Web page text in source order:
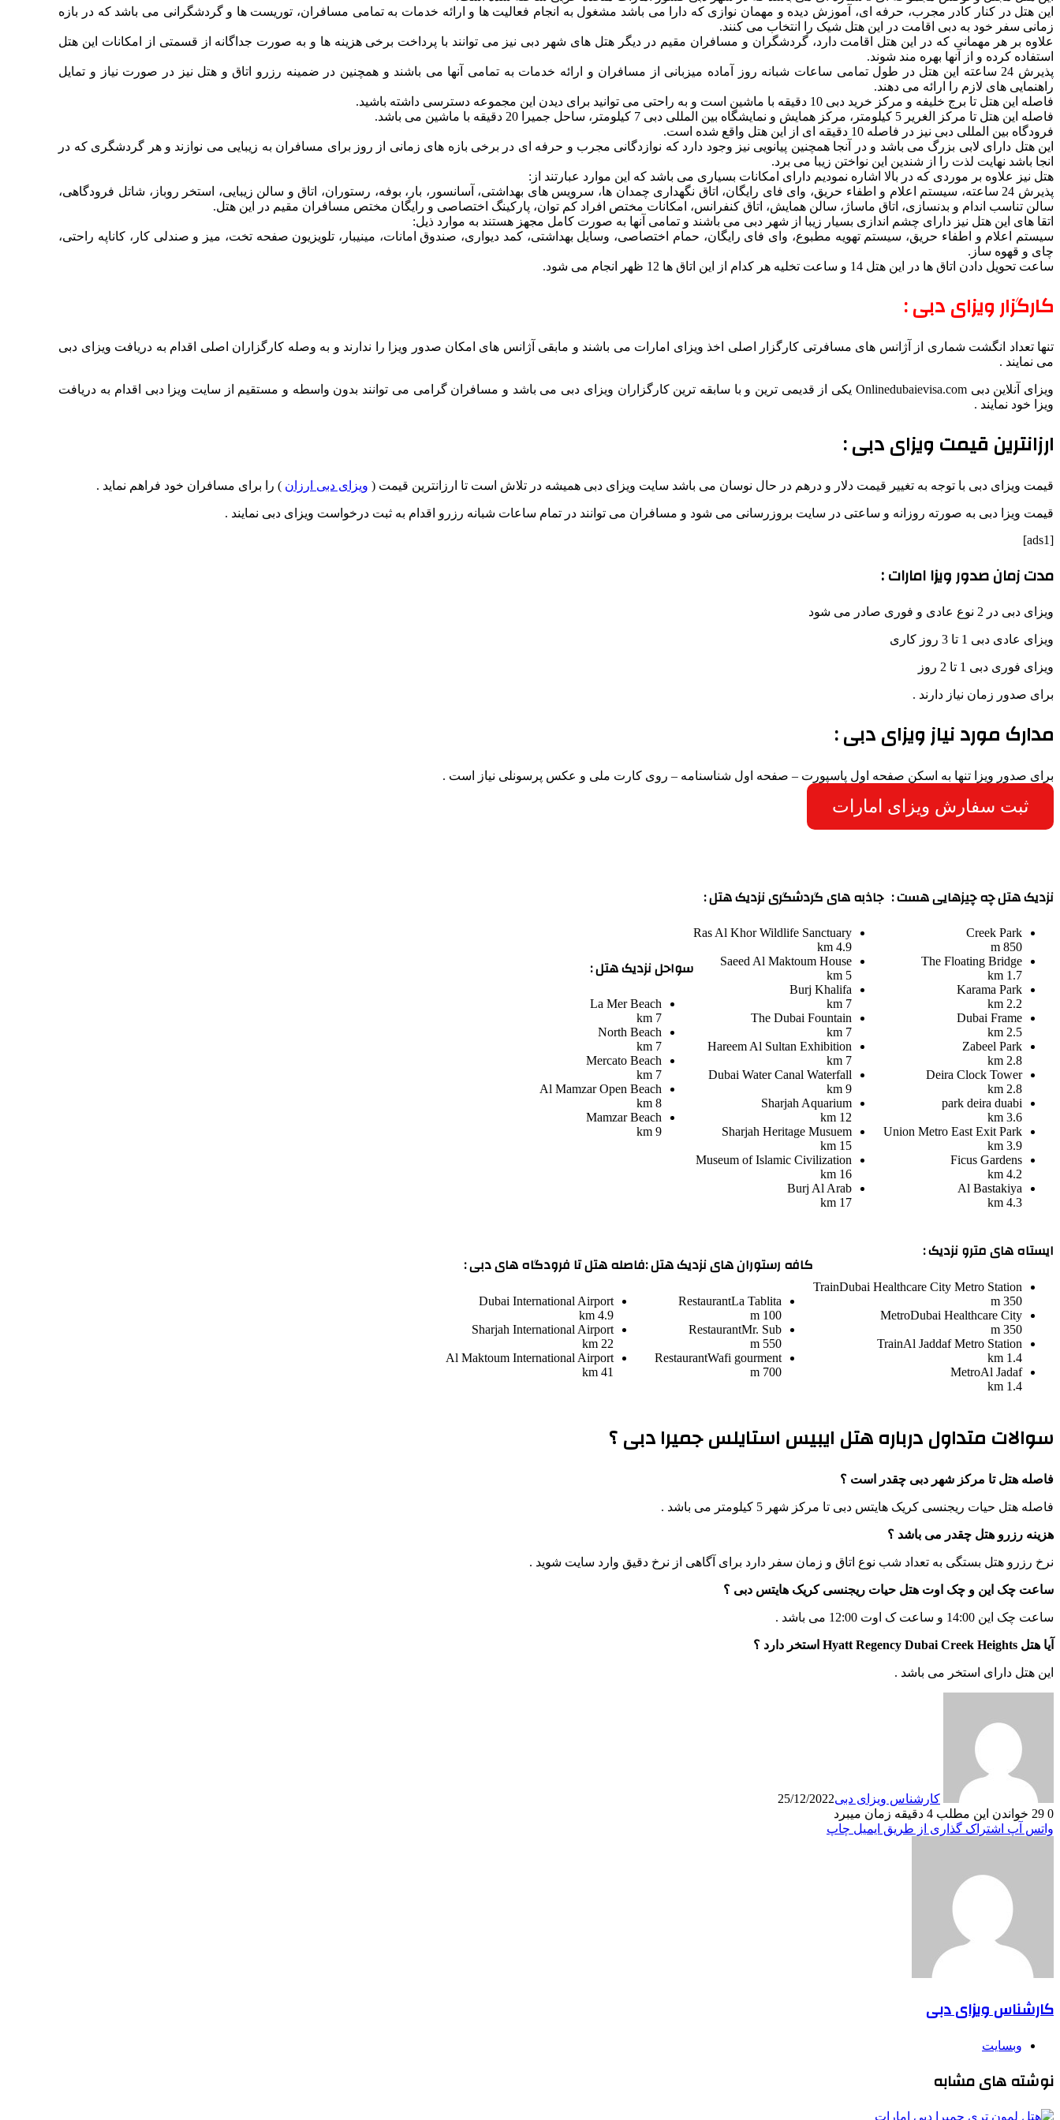
این هتل در کنار کادر مجرب، حرفه ای، آموزش دیده و مهمان نوازی که دارا می باشد مشغول به انجام فعالیت ها و ارائه خدمات به تمامی مسافران، توریست ها و گردشگرانی می باشد که در بازه
زمانی سفر خود به دبی اقامت در این هتل شیک را انتخاب می کنند.
علاوه بر هر مهمانی که در این هتل اقامت دارد، گردشگران و مسافران مقیم در دیگر هتل های شهر دبی نیز می توانند با پرداخت برخی هزینه ها و به صورت جداگانه از قسمتی از امکانات این هتل
استفاده کرده و از آنها بهره مند شوند.
پذیرش 24 ساعته این هتل در طول تمامی ساعات شبانه روز آماده میزبانی از مسافران و ارائه خدمات به تمامی آنها می باشند و همچنین در ضمینه رزرو اتاق و هتل نیز در صورت نیاز و تمایل
راهنمایی های لازم را ارائه می دهند.
فاصله این هتل تا برج خلیفه و مرکز خرید دبی 10 دقیقه با ماشین است و به راحتی می توانید برای دیدن این مجموعه دسترسی داشته باشید.
فاصله این هتل تا مرکز الغریر 5 کیلومتر، مرکز همایش و نمایشگاه بین المللی دبی 7 کیلومتر، ساحل جمیرا 20 دقیقه با ماشین می باشد.
فرودگاه بین المللی دبی نیز در فاصله 10 دقیقه ای از این هتل واقع شده است.
این هتل دارای لابی بزرگ می باشد و در آنجا همچنین پیانویی نیز وجود دارد که نوازدگانی مجرب و حرفه ای در برخی بازه های زمانی از روز برای مسافران به زیبایی می نوازند و هر گردشگری که در
انجا باشد نهایت لذت را از شندین این نواختن زیبا می برد.
هتل نیز علاوه بر موردی که در بالا اشاره نمودیم دارای امکانات بسیاری می باشد که این موارد عبارتند از:
پذیرش 24 ساعته، سیستم اعلام و اطفاء حریق، وای فای رایگان، اتاق نگهداری چمدان ها، سرویس های بهداشتی، آسانسور، بار، بوفه، رستوران، اتاق و سالن زیبایی، استخر روباز، شاتل فرودگاهی،
سالن تناسب اندام و بدنسازی، اتاق ماساژ، سالن همایش، اتاق کنفرانس، امکانات مختص افراد کم توان، پارکینگ اختصاصی و رایگان مختص مسافران مقیم در این هتل.
اتقا های این هتل نیز دارای چشم اندازی بسیار زیبا از شهر دبی می باشند و تمامی آنها به صورت کامل مجهز هستند به موارد ذیل:
سیستم اعلام و اطفاء حریق، سیستم تهویه مطبوع، وای فای رایگان، حمام اختصاصی، وسایل بهداشتی، کمد دیواری، صندوق امانات، مینیبار، تلویزیون صفحه تخت، میز و صندلی کار، کاناپه راحتی،
چای و قهوه ساز.
ساعت تحویل دادن اتاق ها در این هتل 14 و ساعت تخلیه هر کدام از این اتاق ها 12 ظهر انجام می شود.
کارگزار ویزای دبی :
تنها تعداد انگشت شماری از آژانس های مسافرتی کارگزار اصلی اخذ ویزای امارات می باشند و مابقی آژانس های امکان صدور ویزا را ندارند و به وصله کارگزاران اصلی اقدام به دریافت ویزای دبی
می نمایند .
ویزای آنلاین دبی Onlinedubaievisa.com یکی از قدیمی ترین و با سابقه ترین کارگزاران ویزای دبی می باشد و مسافران گرامی می توانند بدون واسطه و مستقیم از سایت ویزا دبی اقدام به دریافت
ویزا خود نمایند .
ارزانترین قیمت ویزای دبی :
قیمت ویزای دبی با توجه به تغییر قیمت دلار و درهم در حال نوسان می باشد سایت ویزای دبی همیشه در تلاش است تا ارزانترین قیمت ( ویزای دبی ارزان ) را برای مسافران خود فراهم نماید .
قیمت ویزا دبی به صورته روزانه و ساعتی در سایت بروزرسانی می شود و مسافران می توانند در تمام ساعات شبانه رزرو اقدام به ثبت درخواست ویزای دبی نمایند .
[ads1]
مدت زمان صدور ویزا امارات :
ویزای دبی در 2 نوع عادی و فوری صادر می شود
ویزای عادی دبی 1 تا 3 روز کاری
ویزای فوری دبی 1 تا 2 روز
برای صدور زمان نیاز دارند .
مدارک مورد نیاز ویزای دبی :
برای صدور ویزا تنها به اسکن صفحه اول پاسپورت – صفحه اول شناسنامه – روی کارت ملی و عکس پرسونلی نیاز است .
ثبت سفارش ویزای امارات
نزدیک هتل چه چیزهایی هست :
Creek Park
850 m
The Floating Bridge
1.7 km
Karama Park
2.2 km
Dubai Frame
2.5 km
Zabeel Park
2.8 km
Deira Clock Tower
2.8 km
park deira duabi
3.6 km
Union Metro East Exit Park
3.9 km
Ficus Gardens
4.2 km
Al Bastakiya
4.3 km
جاذبه های گردشگری نزدیک هتل :
Ras Al Khor Wildlife Sanctuary
4.9 km
Saeed Al Maktoum House
5 km
Burj Khalifa
7 km
The Dubai Fountain
7 km
Hareem Al Sultan Exhibition
7 km
Dubai Water Canal Waterfall
9 km
Sharjah Aquarium
12 km
Sharjah Heritage Musuem
15 km
Museum of Islamic Civilization
16 km
Burj Al Arab
17 km
سواحل نزدیک هتل :
La Mer Beach
7 km
North Beach
7 km
Mercato Beach
7 km
Al Mamzar Open Beach
8 km
Mamzar Beach
9 km
ایستاه های مترو نزدیک :
TrainDubai Healthcare City Metro Station
350 m
MetroDubai Healthcare City
350 m
TrainAl Jaddaf Metro Station
1.4 km
MetroAl Jadaf
1.4 km
کافه رستوران های نزدیک هتل :
RestaurantLa Tablita
100 m
RestaurantMr. Sub
550 m
RestaurantWafi gourment
700 m
فاصله هتل تا فرودگاه های دبی :
Dubai International Airport
4.9 km
Sharjah International Airport
22 km
Al Maktoum International Airport
41 km
سوالات متداول درباره هتل ایبیس استایلس جمیرا دبی ؟
فاصله هتل تا مرکز شهر دبی چقدر است ؟
فاصله هتل حیات ریجنسی کریک هایتس دبی تا مرکز شهر 5 کیلومتر می باشد .
هزینه رزرو هتل چقدر می باشد ؟
نرخ رزرو هتل بستگی به تعداد شب نوع اتاق و زمان سفر دارد برای آگاهی از نرخ دقیق وارد سایت شوید .
ساعت چک این و چک اوت هتل حیات ریجنسی کریک هایتس دبی ؟
ساعت چک این 14:00 و ساعت ک اوت 12:00 می باشد .
آیا هتل Hyatt Regency Dubai Creek Heights استخر دارد ؟
این هتل دارای استخر می باشد .
کارشناس ویزای دبی25/12/2022
0
خواندن این مطلب 4 دقیقه زمان میبرد
واتس آپ اشتراک گذاری از طریق ایمیل چاپ
کارشناس ویزای دبی
وبسایت
نوشته های مشابه